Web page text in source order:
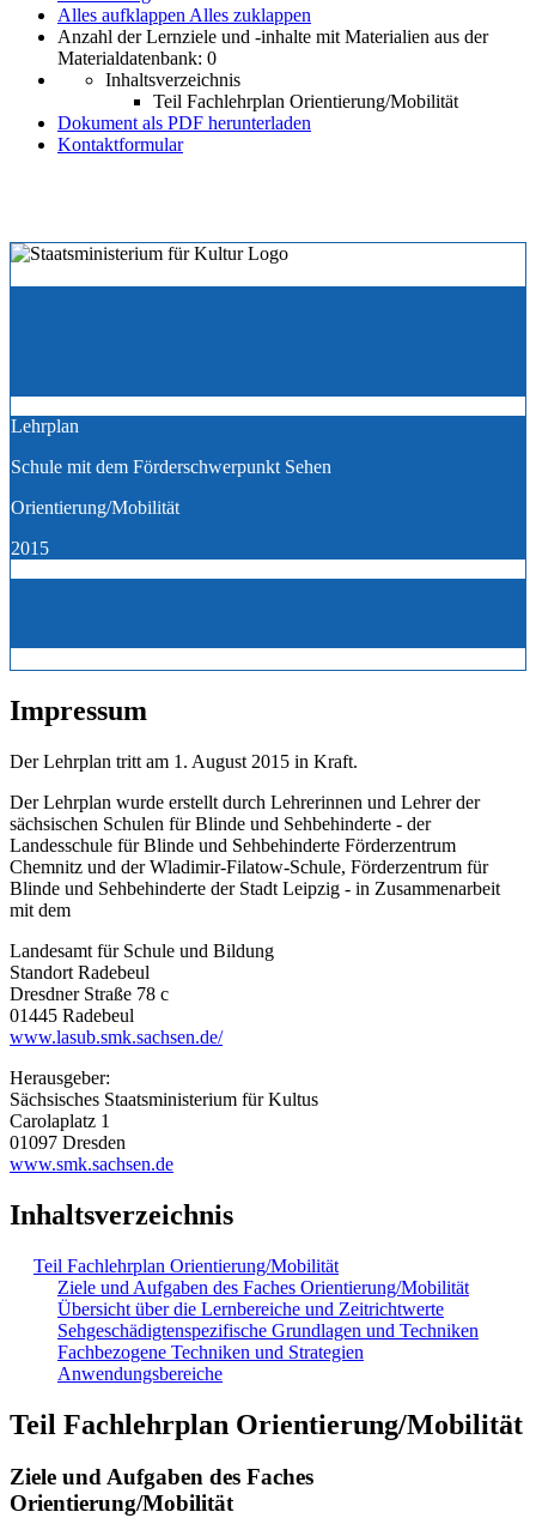
Alles aufklappen Alles zuklappen
Anzahl der Lernziele und -inhalte mit Materialien aus der
Materialdatenbank: 0
Inhaltsverzeichnis
Teil Fachlehrplan Orientierung/Mobilität
Dokument als PDF herunterladen
Kontaktformular
Lehrplan
Schule mit dem Förderschwerpunkt Sehen
Orientierung/Mobilität
2015
Impressum
Der Lehrplan tritt am 1. August 2015 in Kraft.
Der Lehrplan wurde erstellt durch Lehrerinnen und Lehrer der
sächsischen Schulen für Blinde und Sehbehinderte - der
Landesschule für Blinde und Sehbehinderte Förderzentrum
Chemnitz und der Wladimir-Filatow-Schule, Förderzentrum für
Blinde und Sehbehinderte der Stadt Leipzig - in Zusammenarbeit
mit dem
Landesamt für Schule und Bildung
Standort Radebeul
Dresdner Straße 78 c
01445 Radebeul
www.lasub.smk.sachsen.de/
Herausgeber:
Sächsisches Staatsministerium für Kultus
Carolaplatz 1
01097 Dresden
www.smk.sachsen.de
Inhaltsverzeichnis
Teil Fachlehrplan Orientierung/Mobilität
Ziele und Aufgaben des Faches Orientierung/Mobilität
Übersicht über die Lernbereiche und Zeitrichtwerte
Sehgeschädigtenspezifische Grundlagen und Techniken
Fachbezogene Techniken und Strategien
Anwendungsbereiche
Teil Fachlehrplan Orientierung/Mobilität
Ziele und Aufgaben des Faches
Orientierung/Mobilität